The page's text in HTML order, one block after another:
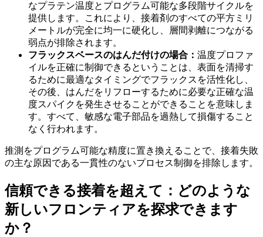
なプラテン温度とプログラム可能な多段階サイクルを
提供します。これにより、接着剤のすべての平方ミリ
メートルが完全に均一に硬化し、層間剥離につながる
弱点が排除されます。
フラックスベースのはんだ付けの場合： 温度プロファ
イルを正確に制御できるということは、表面を清掃す
るために最適なタイミングでフラックスを活性化し、
その後、はんだをリフローするために必要な正確な温
度スパイクを発生させることができることを意味しま
す。すべて、敏感な電子部品を過熱して損傷すること
なく行われます。
推測をプログラム可能な精度に置き換えることで、接着失敗
の主な原因である一貫性のないプロセス制御を排除します。
信頼できる接着を超えて：どのような
新しいフロンティアを探求できます
か？